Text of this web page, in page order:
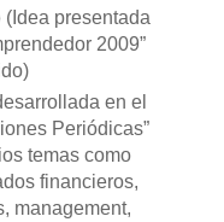
(Idea presentada
2009”
en el
Periódicas”
temas como
financieros,
management,